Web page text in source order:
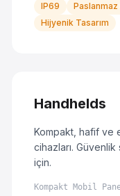
IP69
Hijyenik Tasarım
Handhelds
Kompakt, hafif ve
cihazları.
için.
Kompakt Mobil